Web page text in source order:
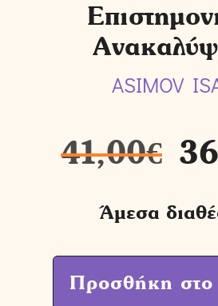
ASIMOV
41,00€
Άμεσα
Προσθήκη στο